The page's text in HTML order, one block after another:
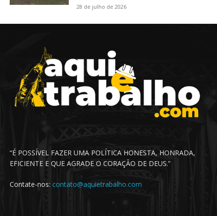
28 de julho de 2026
“É POSSÍVEL FAZER UMA POLÍTICA HONESTA, HONRADA,
EFICIENTE E QUE AGRADE O CORAÇÃO DE DEUS.”
Contate-nos: contato@aquietrabalho.com